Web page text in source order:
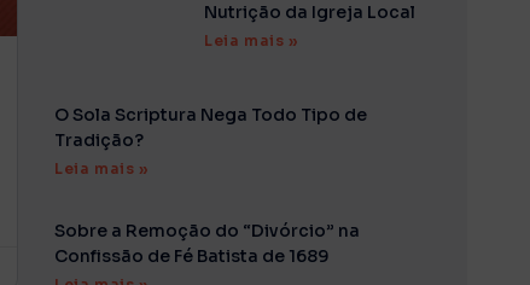
Nutrição da Igreja Local
Leia mais »
O Sola Scriptura Nega Todo Tipo de
Tradição?
Leia mais »
Sobre a Remoção do “Divórcio” na
Confissão de Fé Batista de 1689